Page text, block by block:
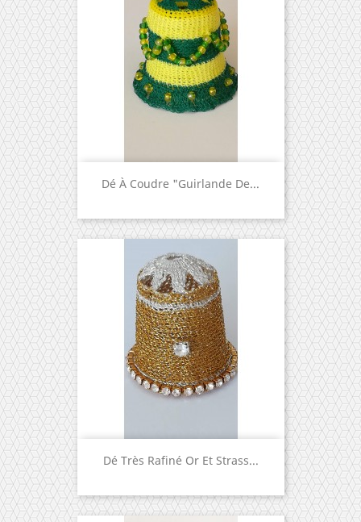
Dé À Coudre "Guirlande De...
Dé Très Rafiné Or Et Strass...